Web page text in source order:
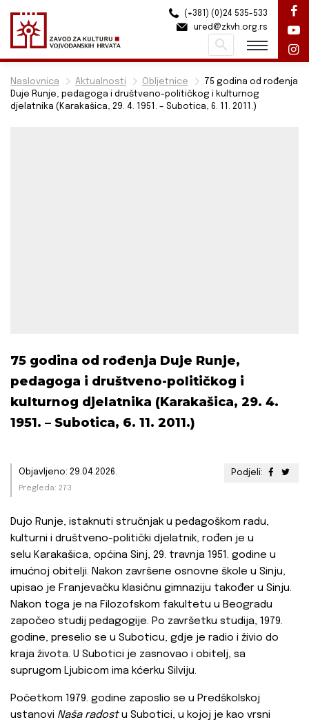
Naslovnica Aktualnosti Obljetnice
75 godina od rođenja
Duje Runje, pedagoga i društveno-političkog i kulturnog
djelatnika (Karakašica, 29. 4. 1951. – Subotica, 6. 11. 2011.)
75 godina od rođenja Duje Runje,
pedagoga i društveno-političkog i
kulturnog djelatnika (Karakašica, 29. 4.
1951. – Subotica, 6. 11. 2011.)
Podjeli:
Objavljeno: 29.04.2026.
Pregleda: 273
Dujo Runje, istaknuti stručnjak u pedagoškom radu,
kulturni i društveno-politički djelatnik, rođen je u
selu Karakašica, općina Sinj, 29. travnja 1951. godine u
imućnoj obitelji. Nakon završene osnovne škole u Sinju,
upisao je Franjevačku klasičnu gimnaziju također u Sinju.
Nakon toga je na Filozofskom fakultetu u Beogradu
započeo studij pedagogije. Po završetku studija, 1979.
godine, preselio se u Suboticu, gdje je radio i živio do
kraja života. U Subotici je zasnovao i obitelj, sa
suprugom Ljubicom ima kćerku Silviju.
Početkom 1979. godine zaposlio se u Predškolskoj
ustanovi Naša radostu Subotici, u kojoj je kao vrsni
(+381) (0)24 535-533
ured@zkvh.org.rs
Pretraži